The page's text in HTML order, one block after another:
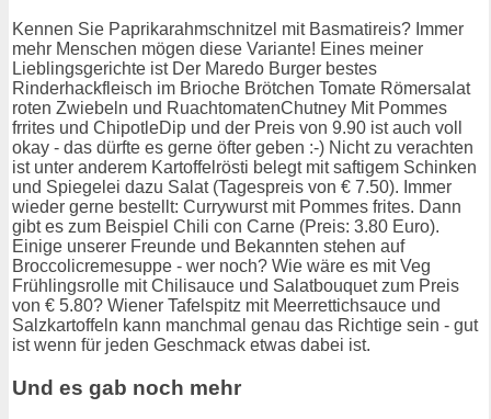
Kennen Sie Paprikarahmschnitzel mit Basmatireis? Immer
mehr Menschen mögen diese Variante! Eines meiner
Lieblingsgerichte ist Der Maredo Burger bestes
Rinderhackfleisch im Brioche Brötchen Tomate Römersalat
roten Zwiebeln und RuachtomatenChutney Mit Pommes
frrites und ChipotleDip und der Preis von 9.90 ist auch voll
okay - das dürfte es gerne öfter geben :-) Nicht zu verachten
ist unter anderem Kartoffelrösti belegt mit saftigem Schinken
und Spiegelei dazu Salat (Tagespreis von € 7.50). Immer
wieder gerne bestellt: Currywurst mit Pommes frites. Dann
gibt es zum Beispiel Chili con Carne (Preis: 3.80 Euro).
Einige unserer Freunde und Bekannten stehen auf
Broccolicremesuppe - wer noch? Wie wäre es mit Veg
Frühlingsrolle mit Chilisauce und Salatbouquet zum Preis
von € 5.80? Wiener Tafelspitz mit Meerrettichsauce und
Salzkartoffeln kann manchmal genau das Richtige sein - gut
ist wenn für jeden Geschmack etwas dabei ist.
Und es gab noch mehr